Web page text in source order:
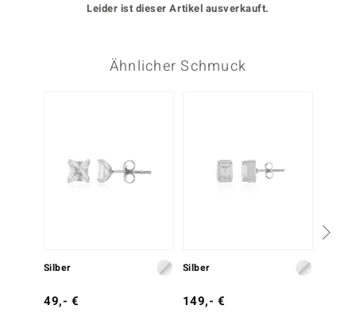
Leider ist dieser Artikel ausverkauft.
Ähnlicher Schmuck
Silber
49,- €
Silber
149,- €